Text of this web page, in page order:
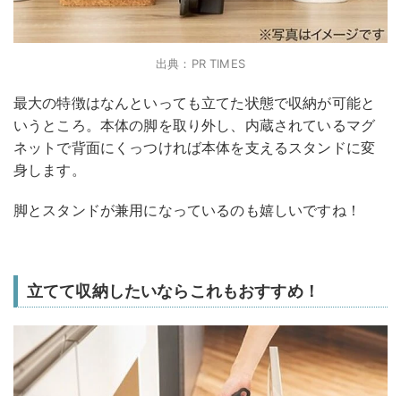
出典：PR TIMES
最大の特徴はなんといっても立てた状態で収納が可能と
いうところ。本体の脚を取り外し、内蔵されているマグ
ネットで背面にくっつければ本体を支えるスタンドに変
身します。
脚とスタンドが兼用になっているのも嬉しいですね！
立てて収納したいならこれもおすすめ！